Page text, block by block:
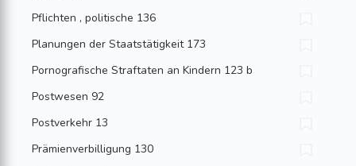
Pflichten , politische 136
Planungen der Staatstätigkeit 173
Pornografische Straftaten an Kindern 123 b
Postwesen 92
Postverkehr 13
Prämienverbilligung 130